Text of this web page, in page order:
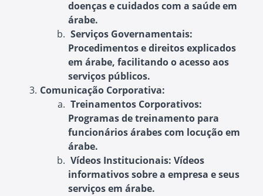
doenças e cuidados com a saúde em
árabe.
Serviços Governamentais:
Procedimentos e direitos explicados
em árabe, facilitando o acesso aos
serviços públicos.
Comunicação Corporativa:
Treinamentos Corporativos:
Programas de treinamento para
funcionários árabes com locução em
árabe.
Vídeos Institucionais: Vídeos
informativos sobre a empresa e seus
serviços em árabe.